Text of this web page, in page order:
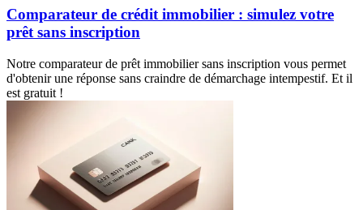
Comparateur de crédit immobilier : simulez votre
prêt sans inscription
Notre comparateur de prêt immobilier sans inscription vous permet
d'obtenir une réponse sans craindre de démarchage intempestif. Et il
est gratuit !